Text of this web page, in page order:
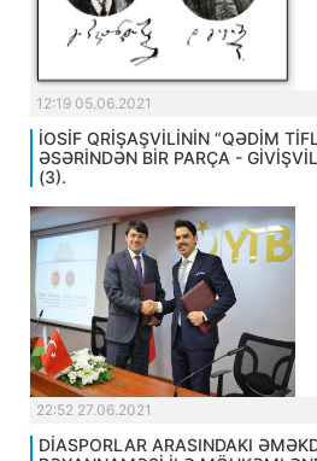
12:19 05.06.2021
İOSİF QRİŞAŞVİLİNİN “QƏDİM
ƏSƏRİNDƏN BİR PARÇA -
(3).
22:52 27.06.2021
DİASPORLAR ARASINDAKI